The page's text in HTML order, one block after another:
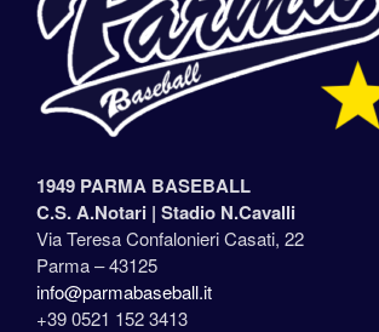
1949 PARMA BASEBALL
C.S. A.Notari | Stadio N.Cavalli
Via Teresa Confalonieri Casati, 22
Parma – 43125
info@parmabaseball.it
+39 0521 152 3413